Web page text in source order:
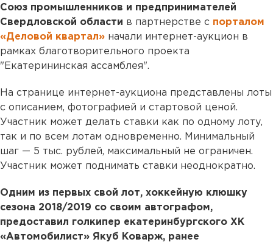
Союз промышленников и предпринимателей
Свердловской области в партнерстве с порталом
«Деловой квартал» начали интернет-аукцион в
рамках благотворительного проекта
"Екатерининская ассамблея".
На странице интернет-аукциона представлены лоты
с описанием, фотографией и стартовой ценой.
Участник может делать ставки как по одному лоту,
так и по всем лотам одновременно. Минимальный
шаг — 5 тыс. рублей, максимальный не ограничен.
Участник может поднимать ставки неоднократно.
Одним из первых свой лот, хоккейную клюшку
сезона 2018/2019 со своим автографом,
предоставил голкипер екатеринбургского ХК
«Автомобилист» Якуб Коварж, ранее